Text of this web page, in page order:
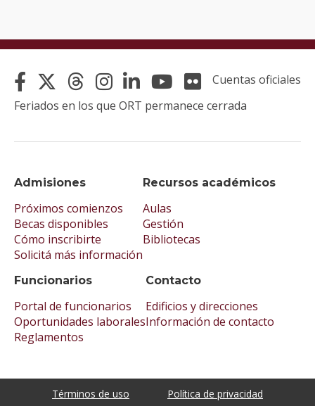
Admisiones
Próximos comienzos
Becas disponibles
Cómo inscribirte
Solicitá más información
Recursos académicos
Aulas
Gestión
Bibliotecas
Funcionarios
Portal de funcionarios
Oportunidades laborales
Reglamentos
Contacto
Edificios y direcciones
Información de contacto
Cuentas oficiales
Feriados en los que ORT permanece cerrada
Términos de uso Política de privacidad